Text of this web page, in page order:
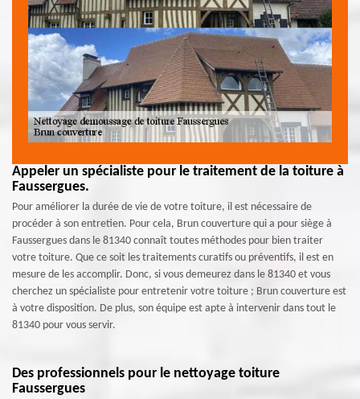
Appeler un spécialiste pour le traitement de la toiture à
Faussergues.
Pour améliorer la durée de vie de votre toiture, il est nécessaire de
procéder à son entretien. Pour cela, Brun couverture qui a pour siège à
Faussergues dans le 81340 connaît toutes méthodes pour bien traiter
votre toiture. Que ce soit les traitements curatifs ou préventifs, il est en
mesure de les accomplir. Donc, si vous demeurez dans le 81340 et vous
cherchez un spécialiste pour entretenir votre toiture ; Brun couverture est
à votre disposition. De plus, son équipe est apte à intervenir dans tout le
81340 pour vous servir.
Des professionnels pour le nettoyage toiture
Faussergues